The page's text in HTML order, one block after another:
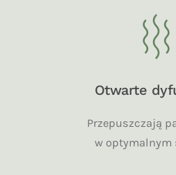
Otwarte
Przepuszczają
w optymalnym